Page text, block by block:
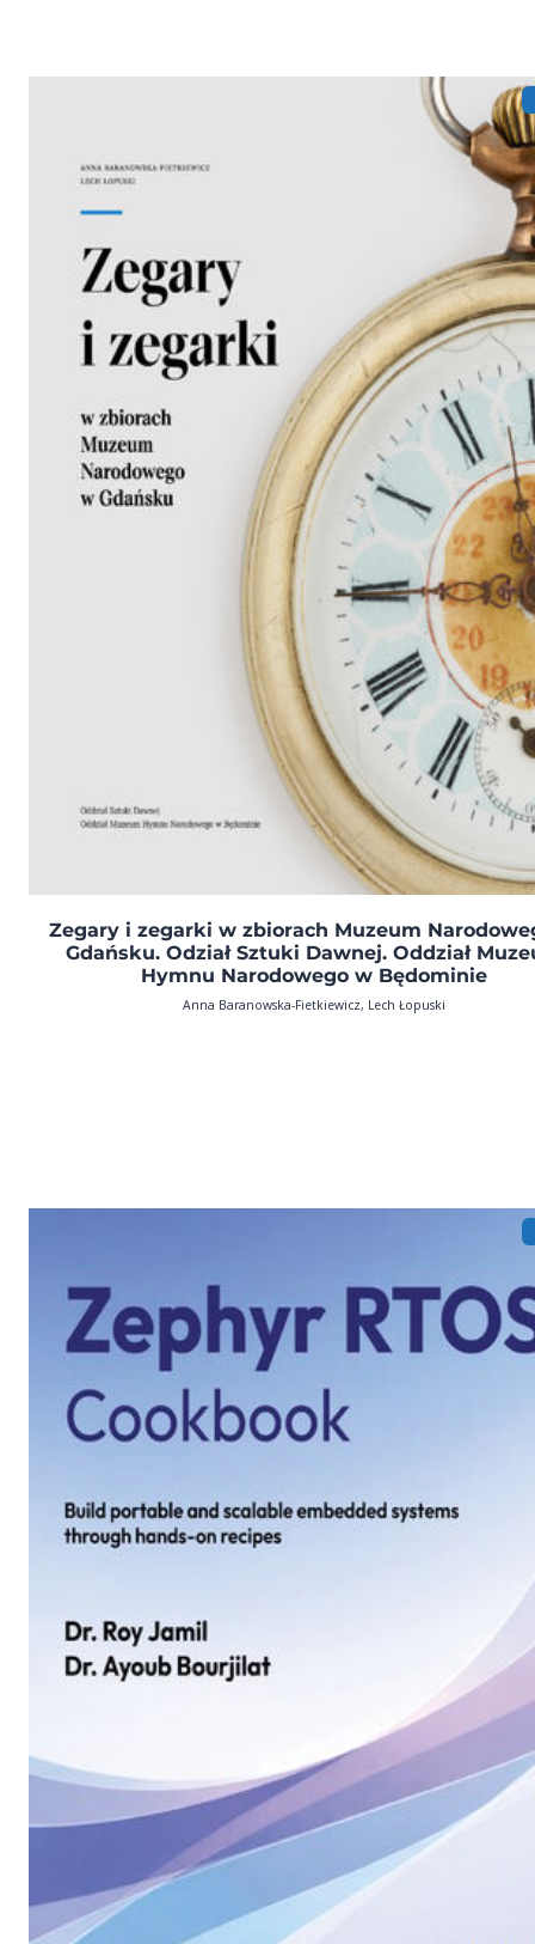
Zegary i zegarki w zbiorach Muzeum
Gdańsku. Odział Sztuki Dawnej. Oddział
Hymnu Narodowego w Będominie
Anna Baranowska-Fietkiewicz, Lech Łopuski